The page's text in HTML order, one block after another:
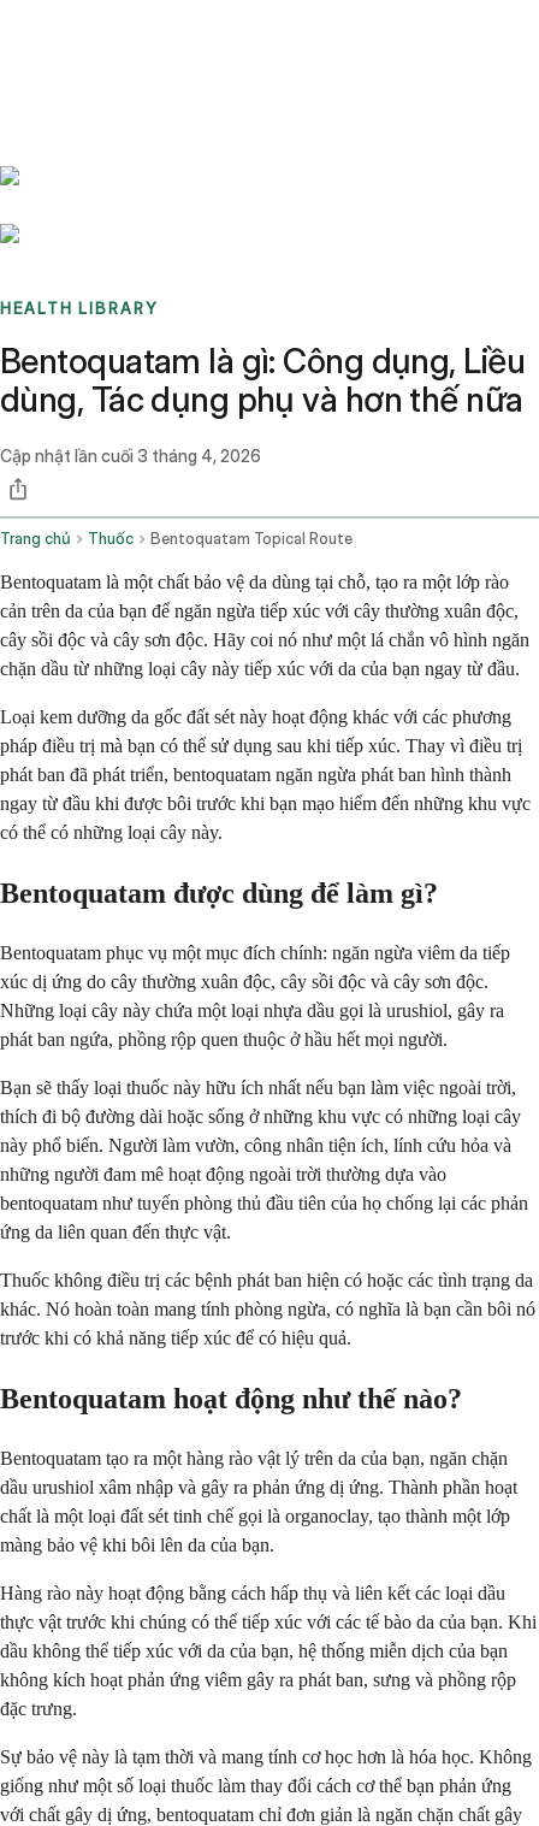
HEALTH LIBRARY
Bentoquatam là gì: Công dụng, Liều
dùng, Tác dụng phụ và hơn thế nữa
Cập nhật lần cuối 3 tháng 4, 2026
Trang chủ Thuốc Bentoquatam Topical Route
Bentoquatam là một chất bảo vệ da dùng tại chỗ, tạo ra một lớp rào
cản trên da của bạn để ngăn ngừa tiếp xúc với cây thường xuân độc,
cây sồi độc và cây sơn độc. Hãy coi nó như một lá chắn vô hình ngăn
chặn dầu từ những loại cây này tiếp xúc với da của bạn ngay từ đầu.
Loại kem dưỡng da gốc đất sét này hoạt động khác với các phương
pháp điều trị mà bạn có thể sử dụng sau khi tiếp xúc. Thay vì điều trị
phát ban đã phát triển, bentoquatam ngăn ngừa phát ban hình thành
ngay từ đầu khi được bôi trước khi bạn mạo hiểm đến những khu vực
có thể có những loại cây này.
Bentoquatam được dùng để làm gì?
Bentoquatam phục vụ một mục đích chính: ngăn ngừa viêm da tiếp
xúc dị ứng do cây thường xuân độc, cây sồi độc và cây sơn độc.
Những loại cây này chứa một loại nhựa dầu gọi là urushiol, gây ra
phát ban ngứa, phồng rộp quen thuộc ở hầu hết mọi người.
Bạn sẽ thấy loại thuốc này hữu ích nhất nếu bạn làm việc ngoài trời,
thích đi bộ đường dài hoặc sống ở những khu vực có những loại cây
này phổ biến. Người làm vườn, công nhân tiện ích, lính cứu hỏa và
những người đam mê hoạt động ngoài trời thường dựa vào
bentoquatam như tuyến phòng thủ đầu tiên của họ chống lại các phản
ứng da liên quan đến thực vật.
Thuốc không điều trị các bệnh phát ban hiện có hoặc các tình trạng da
khác. Nó hoàn toàn mang tính phòng ngừa, có nghĩa là bạn cần bôi nó
trước khi có khả năng tiếp xúc để có hiệu quả.
Bentoquatam hoạt động như thế nào?
Bentoquatam tạo ra một hàng rào vật lý trên da của bạn, ngăn chặn
dầu urushiol xâm nhập và gây ra phản ứng dị ứng. Thành phần hoạt
chất là một loại đất sét tinh chế gọi là organoclay, tạo thành một lớp
màng bảo vệ khi bôi lên da của bạn.
Hàng rào này hoạt động bằng cách hấp thụ và liên kết các loại dầu
thực vật trước khi chúng có thể tiếp xúc với các tế bào da của bạn. Khi
dầu không thể tiếp xúc với da của bạn, hệ thống miễn dịch của bạn
không kích hoạt phản ứng viêm gây ra phát ban, sưng và phồng rộp
đặc trưng.
Sự bảo vệ này là tạm thời và mang tính cơ học hơn là hóa học. Không
giống như một số loại thuốc làm thay đổi cách cơ thể bạn phản ứng
với chất gây dị ứng, bentoquatam chỉ đơn giản là ngăn chặn chất gây